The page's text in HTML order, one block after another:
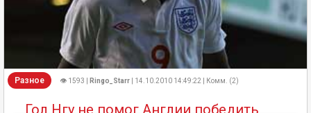
Разное 👁 1593 | Ringo_Starr | 14.10.2010 14:49:22 | Комм. (2)
Гол Нгу не помог Англии победить